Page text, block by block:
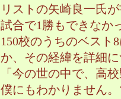
リストの矢崎良一氏
試合で1勝もできなか
150校のうちのベスト
か、その経緯を詳細
「今の世の中で、高
僕にもわかりません